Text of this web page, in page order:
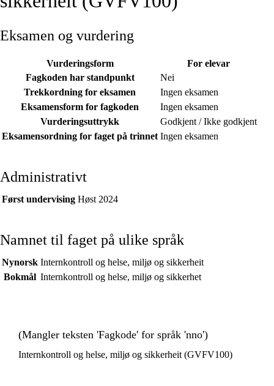
Eksamen og vurdering
Vurderingsform
For elevar
Fagkoden har standpunkt
Nei
Trekkordning for eksamen
Ingen eksamen
Eksamensform for fagkoden
Ingen eksamen
Vurderingsuttrykk
Godkjent / Ikke godkjent
Eksamensordning for faget på trinnet Ingen eksamen
Administrativt
Først undervising Høst 2024
Namnet til faget på ulike språk
Nynorsk Internkontroll og helse, miljø og sikkerheit
Bokmål Internkontroll og helse, miljø og sikkerhet
(Mangler teksten 'Fagkode' for språk 'nno')
Internkontroll og helse, miljø og sikkerheit (GVFV100)